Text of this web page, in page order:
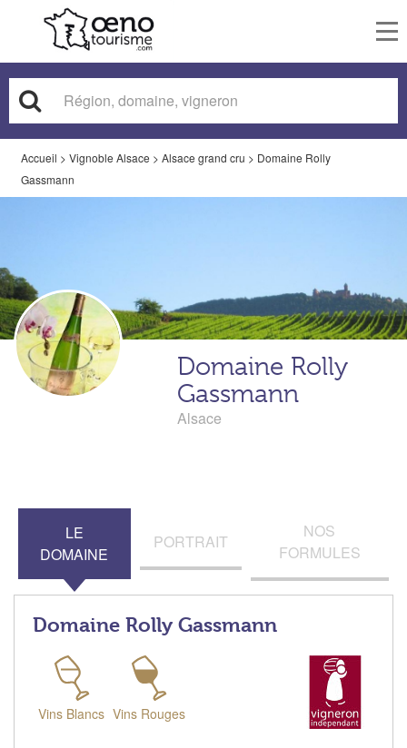
Accueil > Vignoble Alsace > Alsace grand cru > Domaine Rolly
Gassmann
Domaine Rolly
Gassmann
Alsace
LE
DOMAINE
PORTRAIT
NOS
FORMULES
Domaine Rolly Gassmann
Vins Blancs Vins Rouges